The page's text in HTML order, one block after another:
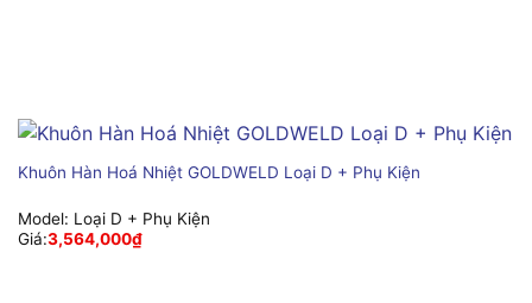
Khuôn Hàn Hoá Nhiệt GOLDWELD Loại D + Phụ Kiện
Model: Loại D + Phụ Kiện
Giá:3,564,000₫